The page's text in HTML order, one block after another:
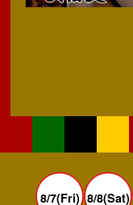
8/7(Fri) 8/8(Sat)